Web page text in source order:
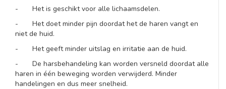
- Het is geschikt voor alle lichaamsdelen.
- Het doet minder pijn doordat het de haren vangt en
niet de huid.
- Het geeft minder uitslag en irritatie aan de huid.
- De harsbehandeling kan worden versneld doordat alle
haren in één beweging worden verwijderd. Minder
handelingen en dus meer snelheid.